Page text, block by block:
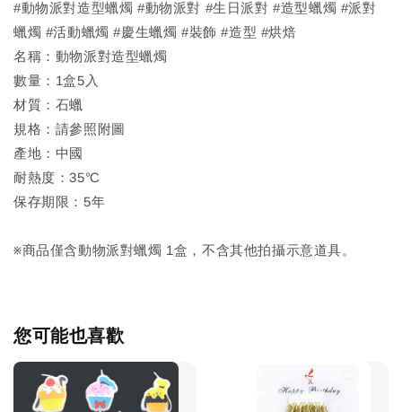
#動物派對造型蠟燭 #動物派對 #生日派對 #造型蠟燭 #派對
蠟燭 #活動蠟燭 #慶生蠟燭 #裝飾 #造型 #烘焙
名稱：動物派對造型蠟燭
數量：1盒5入
材質：石蠟
規格：請參照附圖
產地：中國
耐熱度：35℃
保存期限：5年
※商品僅含動物派對蠟燭 1盒，不含其他拍攝示意道具。
您可能也喜歡